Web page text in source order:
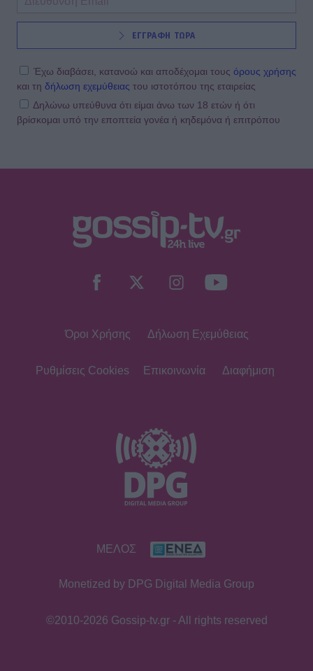
SHOWBIZ
Δούκισσα Νομικού:Οικογενειακές
επίγειο παράδεισο της Γαλλικής
Πολυνησίας
SHOWBIZ
Στέφανος Κωνσταντινίδης: Έκανε
τρυφερή αγκαλιά στη Λίλα
Κωνσταντίνος Αργυρός:
«Μεσοπέλαγα αρμενίζω»
έρωτας που φέρνει την απόλυτη
ισορροπία στην καριέρα του
ΕΓΓΡΑΦΗ ΤΩΡΑ
Έχω διαβάσει, κατανοώ και αποδέχομαι τους όρους χρήσης
και τη δήλωση εχεμύθειας του ιστοτόπου της εταιρείας
Δηλώνω υπεύθυνα ότι είμαι άνω των 18 ετών ή ότι
βρίσκομαι υπό την εποπτεία γονέα ή κηδεμόνα ή επιτρόπου
Όροι Χρήσης Δήλωση Εχεμύθειας
Ρυθμίσεις Cookies Επικοινωνία Διαφήμιση
ΜΕΛΟΣ
Monetized by DPG Digital Media Group
©2010-2026 Gossip-tv.gr - All rights reserved